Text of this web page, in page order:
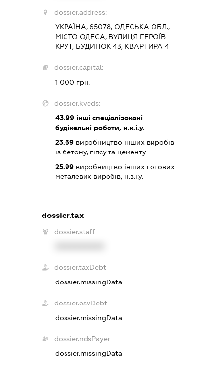
dossier.address:
УКРАЇНА, 65078, ОДЕСЬКА ОБЛ.,
МІСТО ОДЕСА, ВУЛИЦЯ ГЕРОЇВ
КРУТ, БУДИНОК 43, КВАРТИРА 4
dossier.capital:
1 000 грн.
dossier.kveds:
43.99інші спеціалізовані
будівельні роботи, н.в.і.у.
23.69виробництво інших виробів
із бетону, гіпсу та цементу
25.99виробництво інших готових
металевих виробів, н.в.і.у.
dossier.tax
dossier.staff
dossier.taxDebt
dossier.missingData
dossier.esvDebt
dossier.missingData
dossier.ndsPayer
dossier.missingData